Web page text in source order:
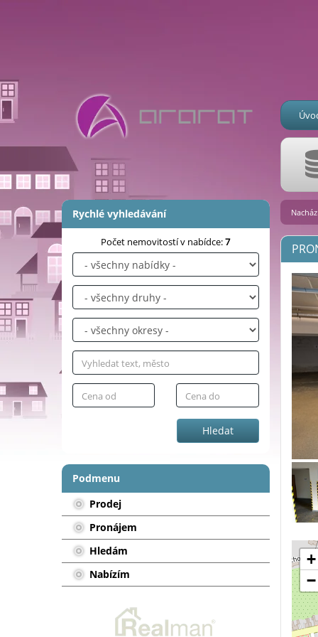
Rychlé vyhledávání
Počet nemovitostí v nabídce:7
Hledat
Podmenu
Prodej
Pronájem
Hledám
Nabízím
+
−